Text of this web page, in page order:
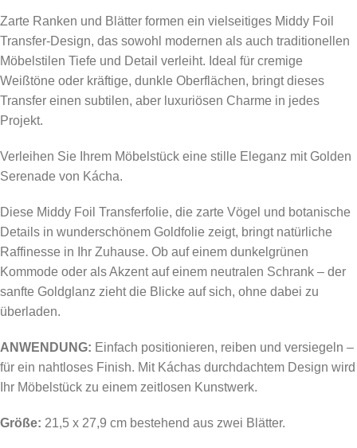
Zarte Ranken und Blätter formen ein vielseitiges Middy Foil
Transfer-Design, das sowohl modernen als auch traditionellen
Möbelstilen Tiefe und Detail verleiht. Ideal für cremige
Weißtöne oder kräftige, dunkle Oberflächen, bringt dieses
Transfer einen subtilen, aber luxuriösen Charme in jedes
Projekt.
Verleihen Sie Ihrem Möbelstück eine stille Eleganz mit Golden
Serenade von Kácha.
Diese Middy Foil Transferfolie, die zarte Vögel und botanische
Details in wunderschönem Goldfolie zeigt, bringt natürliche
Raffinesse in Ihr Zuhause. Ob auf einem dunkelgrünen
Kommode oder als Akzent auf einem neutralen Schrank – der
sanfte Goldglanz zieht die Blicke auf sich, ohne dabei zu
überladen.
ANWENDUNG: Einfach positionieren, reiben und versiegeln –
für ein nahtloses Finish. Mit Káchas durchdachtem Design wird
Ihr Möbelstück zu einem zeitlosen Kunstwerk.
Größe: 21,5 x 27,9 cm bestehend aus zwei Blätter.